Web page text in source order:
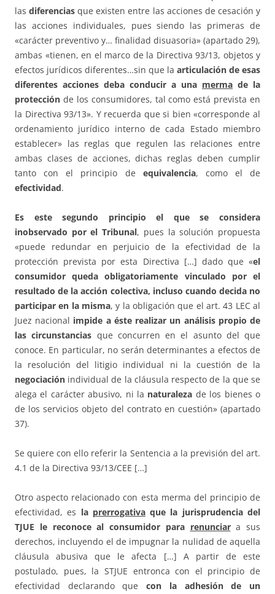
lasdiferencias que existen entre las acciones de cesación y
las acciones individuales, pues siendo las primeras de
«carácter preventivo y… finalidad disuasoria» (apartado 29),
ambas «tienen, en el marco de la Directiva 93/13, objetos y
efectos jurídicos diferentes…sin que la articulación de esas
diferentes acciones deba conducir a una merma de la
protección de los consumidores, tal como está prevista en
la Directiva 93/13». Y recuerda que si bien «corresponde al
ordenamiento jurídico interno de cada Estado miembro
establecer» las reglas que regulen las relaciones entre
ambas clases de acciones, dichas reglas deben cumplir
tanto con el principio de equivalencia, como el de
efectividad.
Es este segundo principio el que se considera
inobservado por el Tribunal, pues la solución propuesta
«puede redundar en perjuicio de la efectividad de la
protección prevista por esta Directiva […] dado que «el
consumidor queda obligatoriamente vinculado por el
resultado de la acción colectiva, incluso cuando decida no
participar en la misma, y la obligación que el art. 43 LEC al
Juez nacional impide a éste realizar un análisis propio de
las circunstancias que concurren en el asunto del que
conoce. En particular, no serán determinantes a efectos de
la resolución del litigio individual ni la cuestión de la
negociación individual de la cláusula respecto de la que se
alega el carácter abusivo, ni la naturaleza de los bienes o
de los servicios objeto del contrato en cuestión» (apartado
37).
Se quiere con ello referir la Sentencia a la previsión del art.
4.1 de la Directiva 93/13/CEE […]
Otro aspecto relacionado con esta merma del principio de
efectividad, es la prerrogativaque la jurisprudencia del
TJUE le reconoce al consumidor para renunciara sus
derechos, incluyendo el de impugnar la nulidad de aquella
cláusula abusiva que le afecta […] A partir de este
postulado, pues, la STJUE entronca con el principio de
efectividad declarando quecon la adhesión de un